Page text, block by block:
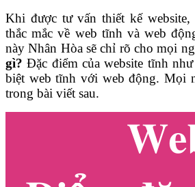
Khi được tư vấn thiết kế website,
thắc mắc về web tĩnh và web
này Nhân Hòa sẽ chỉ rõ cho mọi
gì? Đặc điểm của website tĩnh
biệt web tĩnh với web động. Mọi
trong bài viết sau.